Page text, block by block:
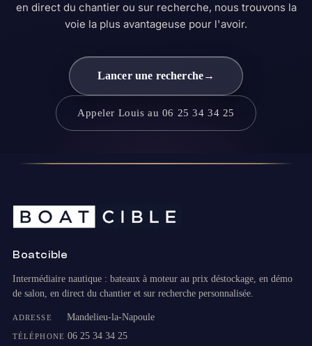
en direct du chantier ou sur recherche, nous trouvons la
voie la plus avantageuse pour l'avoir.
Lancer une recherche→
Appeler Louis au 06 25 34 34 25
Boatcible
Intermédiaire nautique : bateaux à moteur au prix déstockage, en démo
de salon, en direct du chantier et sur recherche personnalisée.
ADRESSE Mandelieu-la-Napoule
TÉLÉPHONE 06 25 34 34 25